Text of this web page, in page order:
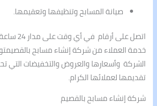
صيانة المسابح وتنظيفها وتعقيمها.
اتصل على
خدمة العملاء من شركة إنشاء مسابح
الشركة وأسعارها والعروض والتخفيضات التي
تقديمها لعملائها الكرام.
شركة إنشاء مسابح بالقصيم